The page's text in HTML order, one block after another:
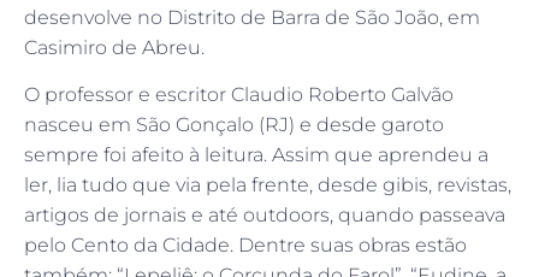
desenvolve no Distrito de Barra de São João, em
Casimiro de Abreu.
O professor e escritor Claudio Roberto Galvão
nasceu em São Gonçalo (RJ) e desde garoto
sempre foi afeito à leitura. Assim que aprendeu a
ler, lia tudo que via pela frente, desde gibis, revistas,
artigos de jornais e até outdoors, quando passeava
pelo Cento da Cidade. Dentre suas obras estão